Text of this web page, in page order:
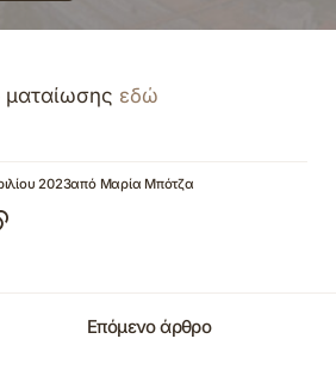
ματαίωσης εδώ
2023από Μαρία Μπότζα
Επόμενο άρθρο